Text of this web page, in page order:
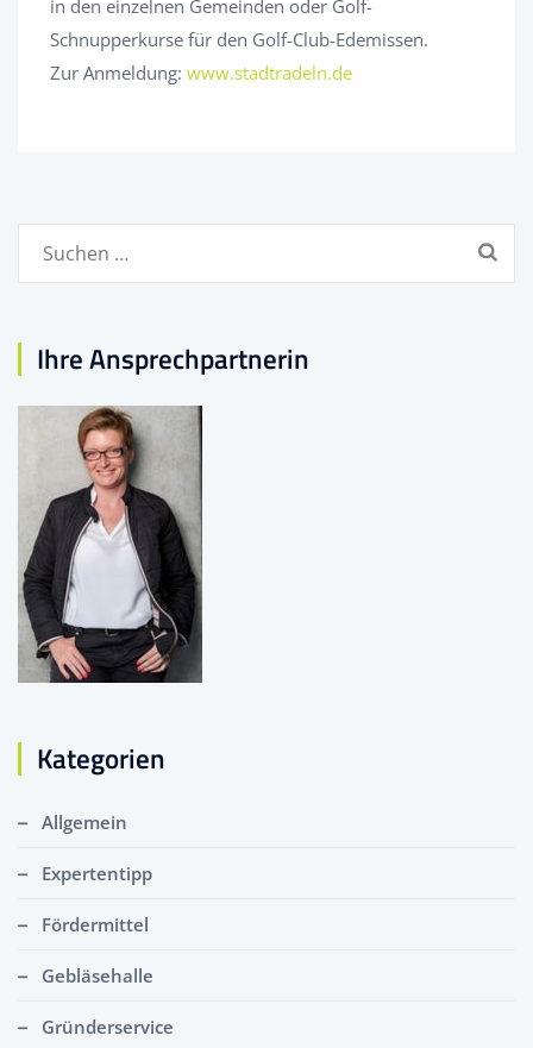
in den einzelnen Gemeinden oder Golf-
Schnupperkurse für den Golf-Club-Edemissen.
Zur Anmeldung: www.stadtradeln.de
Suchen
Ihre Ansprechpartnerin
Kategorien
Allgemein
Expertentipp
Fördermittel
Gebläsehalle
Gründerservice